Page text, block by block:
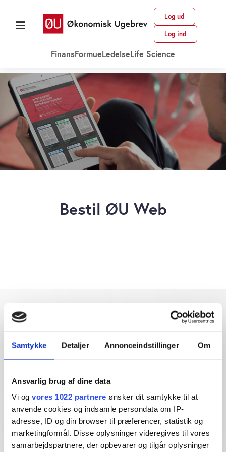
Samtykke Detaljer Annonceindstillinger Om
Ansvarlig brug af dine data
Vi og vores 1022 partnere ønsker dit samtykke til at
anvende cookies og indsamle persondata om IP-
adresse, ID og din browser til præferencer, statistik og
marketingformål. Disse oplysninger videregives til vores
samarbejdspartnere, der opbevarer og tilgår oplysninger
Log ud
Log ind
FinansFormueLedelseLife Science
Bestil ØU Web
Dybdegående og original
og dagsordensættende journalistik og analyser til læserne og
den brede offentlighed.
Vi tager ansvar for vores indhold og er tilmeldt: